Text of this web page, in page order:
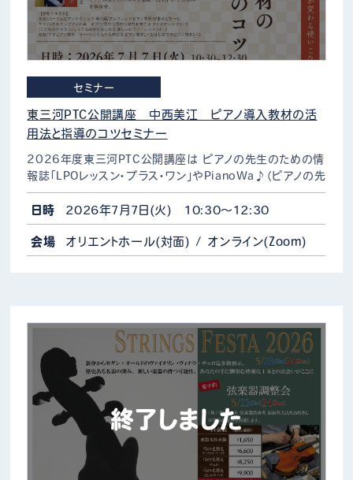
セミナー
東三河PTC公開講座 中西美江 ピアノ導入教材の活
用法と指導のコツセミナー
2026年度東三河PTC公開講座は ピアノの先生のための情
報誌「LPOレッスン・プラス・ワン」やPianoWa♪（ピアノの先
生のためのページ）にてレッスンのお悩み解決コーナーの
“聞いて！まるみえ先生”でおなじみの中西美…
日時 2026年7月7日(火) 10:30～12:30
会場 オリエントホール(対面) / オンライン(Zoom)
終了しました